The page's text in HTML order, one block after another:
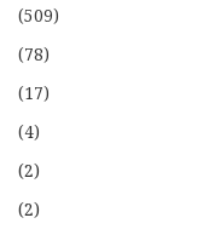
(509)
(78)
(17)
(4)
(2)
(2)